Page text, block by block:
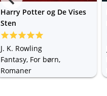
Harry Potter og De Vises
Sten
J. K. Rowling
Fantasy, For børn,
Romaner